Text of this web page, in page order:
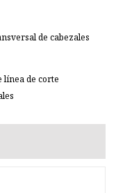
de cabezales
línea de corte